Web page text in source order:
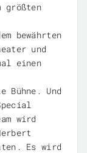
größten
bewährten
und
einen
Bühne. Und
wird
Es wird